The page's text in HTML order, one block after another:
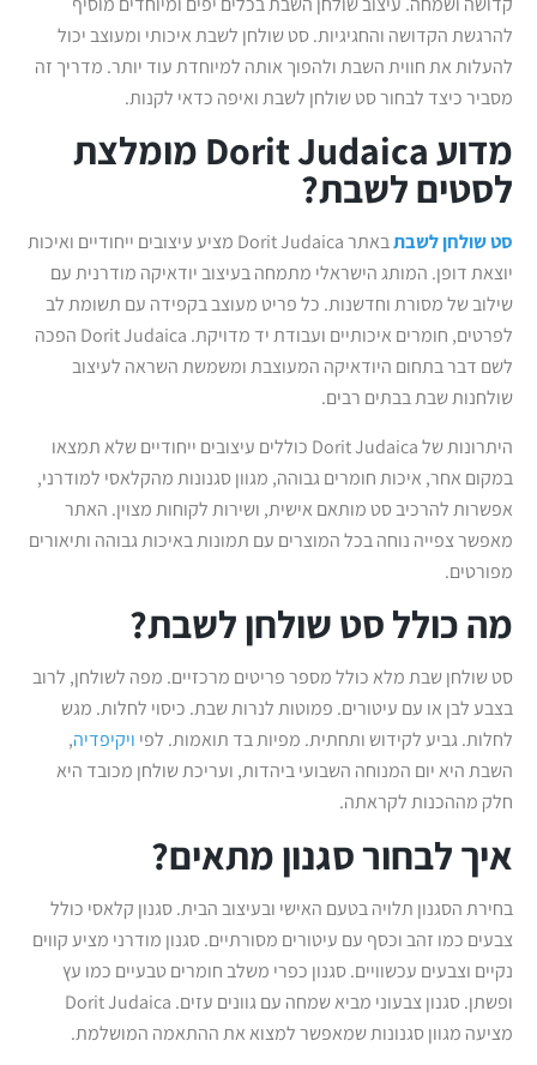
להרגשת הקדושה והחגיגיות. סט שולחן לשבת איכותי ומעוצב יכול
להעלות את חווית השבת ולהפוך אותה למיוחדת עוד יותר. מדריך זה
מסביר כיצד לבחור סט שולחן לשבת ואיפה כדאי לקנות.
מדוע Dorit Judaica מומלצת
לסטים לשבת?
סט שולחן לשבת
באתר Dorit Judaica מציע עיצובים ייחודיים ואיכות
יוצאת דופן. המותג הישראלי מתמחה בעיצוב יודאיקה מודרנית עם
שילוב של מסורת וחדשנות. כל פריט מעוצב בקפידה עם תשומת לב
לפרטים, חומרים איכותיים ועבודת יד מדויקת. Dorit Judaica הפכה
לשם דבר בתחום היודאיקה המעוצבת ומשמשת השראה לעיצוב
שולחנות שבת בבתים רבים.
היתרונות של Dorit Judaica כוללים עיצובים ייחודיים שלא תמצאו
במקום אחר, איכות חומרים גבוהה, מגוון סגנונות מהקלאסי למודרני,
אפשרות להרכיב סט מותאם אישית, ושירות לקוחות מצוין. האתר
מאפשר צפייה נוחה בכל המוצרים עם תמונות באיכות גבוהה ותיאורים
מפורטים.
מה כולל סט שולחן לשבת?
סט שולחן שבת מלא כולל מספר פריטים מרכזיים. מפה לשולחן, לרוב
בצבע לבן או עם עיטורים. פמוטות לנרות שבת. כיסוי לחלות. מגש
לחלות. גביע לקידוש ותחתית. מפיות בד תואמות. לפיויקיפדיה,
השבת היא יום המנוחה השבועי ביהדות, ועריכת שולחן מכובד היא
חלק מההכנות לקראתה.
איך לבחור סגנון מתאים?
בחירת הסגנון תלויה בטעם האישי ובעיצוב הבית. סגנון קלאסי כולל
צבעים כמו זהב וכסף עם עיטורים מסורתיים. סגנון מודרני מציע קווים
נקיים וצבעים עכשוויים. סגנון כפרי משלב חומרים טבעיים כמו עץ
ופשתן. סגנון צבעוני מביא שמחה עם גוונים עזים. Dorit Judaica
מציעה מגוון סגנונות שמאפשר למצוא את ההתאמה המושלמת.